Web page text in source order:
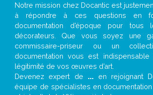
Notre mission chez Docantic est
à répondre à ces questions en
documentation d’époque pour
décorateurs. Que vous soyez une
commissaire-priseur ou un
documentation vous est
légitimité de vos œuvres d’art.
Devenez expert de ... en rejoignant
équipe de spécialistes en